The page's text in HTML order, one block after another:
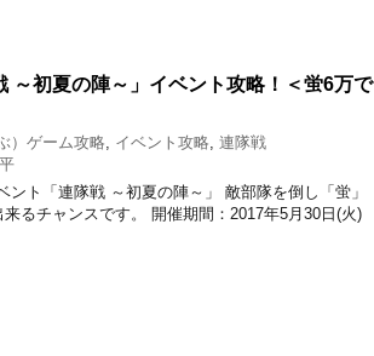
～初夏の陣～」イベント攻略！＜蛍6万で
）ゲーム攻略 イベント攻略 連隊戦
ント「連隊戦 ～初夏の陣～」 敵部隊を倒し「蛍」
来るチャンスです。 開催期間：2017年5月30日(火)